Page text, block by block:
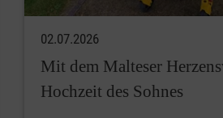
02.07.2026
Mit dem Malteser
Hochzeit des Sohnes